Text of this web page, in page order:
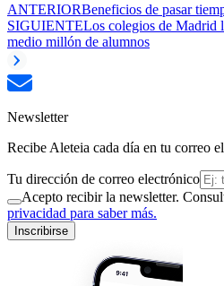
ANTERIORBeneficios de pasar
SIGUIENTELos colegios de Madrid
medio millón de alumnos
Newsletter
Recibe Aleteia cada día en tu correo
Tu dirección de correo electrónico
Acepto recibir la newsletter.
privacidad para saber más.
Inscribirse